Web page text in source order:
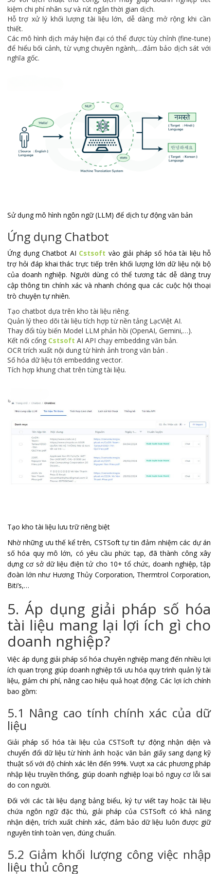
kiệm chi phí nhân sự và rút ngắn thời gian dịch.
Hỗ trợ xử lý khối lượng tài liệu lớn, dễ dàng mở rộng khi cần
thiết.
Các mô hình dịch máy hiện đại có thể được tùy chỉnh (fine-tune)
để hiểu bối cảnh, từ vựng chuyên ngành,…đảm bảo dịch sát với
nghĩa gốc.
Sử dụng mô hình ngôn ngữ (LLM) để dịch tự động văn bản
Ứng dụng Chatbot
Ứng dụng Chatbot AI Cstsoft vào giải pháp số hóa tài liệu hỗ
trợ hỏi đáp khai thác trực tiếp trên khối lượng lớn dữ liệu nội bộ
của doanh nghiệp. Người dùng có thể tương tác dễ dàng truy
cập thông tin chính xác và nhanh chóng qua các cuộc hội thoại
trò chuyện tự nhiên.
Tạo chatbot dựa trên kho tài liệu riêng.
Quản lý theo dõi tài liệu tích hợp từ nền tảng LạcViệt AI.
Thay đổi tùy biến Model LLM phản hồi (OpenAI, Gemini,…).
Kết nối cổng Cstsoft AI API chạy embedding văn bản.
OCR trích xuất nội dung từ hình ảnh trong văn bản .
Số hóa dữ liệu tới embedding vector.
Tích hợp khung chat trên từng tài liệu.
Tạo kho tài liệu lưu trữ riêng biệt
Nhờ những ưu thế kể trên, CSTSoft tự tin đảm nhiệm các dự án
số hóa quy mô lớn, có yêu cầu phức tạp, đã thành công xây
dựng cơ sở dữ liệu điện tử cho 10+ tổ chức, doanh nghiệp, tập
đoàn lớn như Hương Thủy Corporation, Thermtrol Corporation,
Biti’s,…
5. Áp dụng giải pháp số hóa
tài liệu mang lại lợi ích gì cho
doanh nghiệp?
Việc áp dụng giải pháp số hóa chuyên nghiệp mang đến nhiều lợi
ích quan trọng giúp doanh nghiệp tối ưu hóa quy trình quản lý tài
liệu, giảm chi phí, nâng cao hiệu quả hoạt động. Các lợi ích chính
bao gồm:
5.1 Nâng cao tính chính xác của dữ
liệu
Giải pháp số hóa tài liệu của CSTSoft tự động nhận diện và
chuyển đổi dữ liệu từ hình ảnh hoặc văn bản giấy sang dạng kỹ
thuật số với độ chính xác lên đến 99%. Vượt xa các phương pháp
nhập liệu truyền thống, giúp doanh nghiệp loại bỏ nguy cơ lỗi sai
do con người.
Đối với các tài liệu dạng bảng biểu, ký tự viết tay hoặc tài liệu
chứa ngôn ngữ đặc thù, giải pháp của CSTSoft có khả năng
nhận diện, trích xuất chính xác, đảm bảo dữ liệu luôn được giữ
nguyên tính toàn vẹn, đúng chuẩn.
5.2 Giảm khối lượng công việc nhập
liệu thủ công